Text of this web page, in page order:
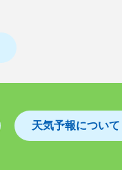
天気予報について